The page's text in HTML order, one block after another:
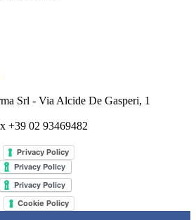
Srl - Via Alcide De Gasperi, 1
+39 02 93469482
Privacy Policy
Cookie Policy